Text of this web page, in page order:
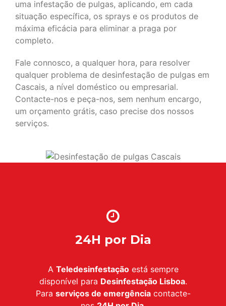
uma infestação de pulgas, aplicando, em cada
situação específica, os sprays e os produtos de
máxima eficácia para eliminar a praga por
completo.
Fale connosco, a qualquer hora, para resolver
qualquer problema de desinfestação de pulgas em
Cascais, a nível doméstico ou empresarial.
Contacte-nos e peça-nos, sem nenhum encargo,
um orçamento grátis, caso precise dos nossos
serviços.
24H por Dia
A Teledesinfestaçãoestá sempre
disponível para Desinfestação Lisboa.
Para serviços de emergênciacontacte-